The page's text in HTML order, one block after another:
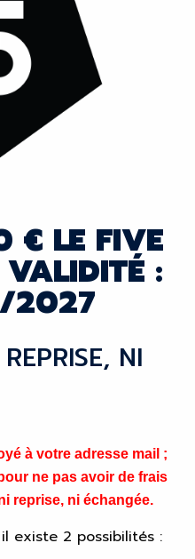
€ LE FIVE
:
NI
à votre adresse mail ;
ne pas avoir de frais
reprise, ni échangée.
existe 2 possibilités :